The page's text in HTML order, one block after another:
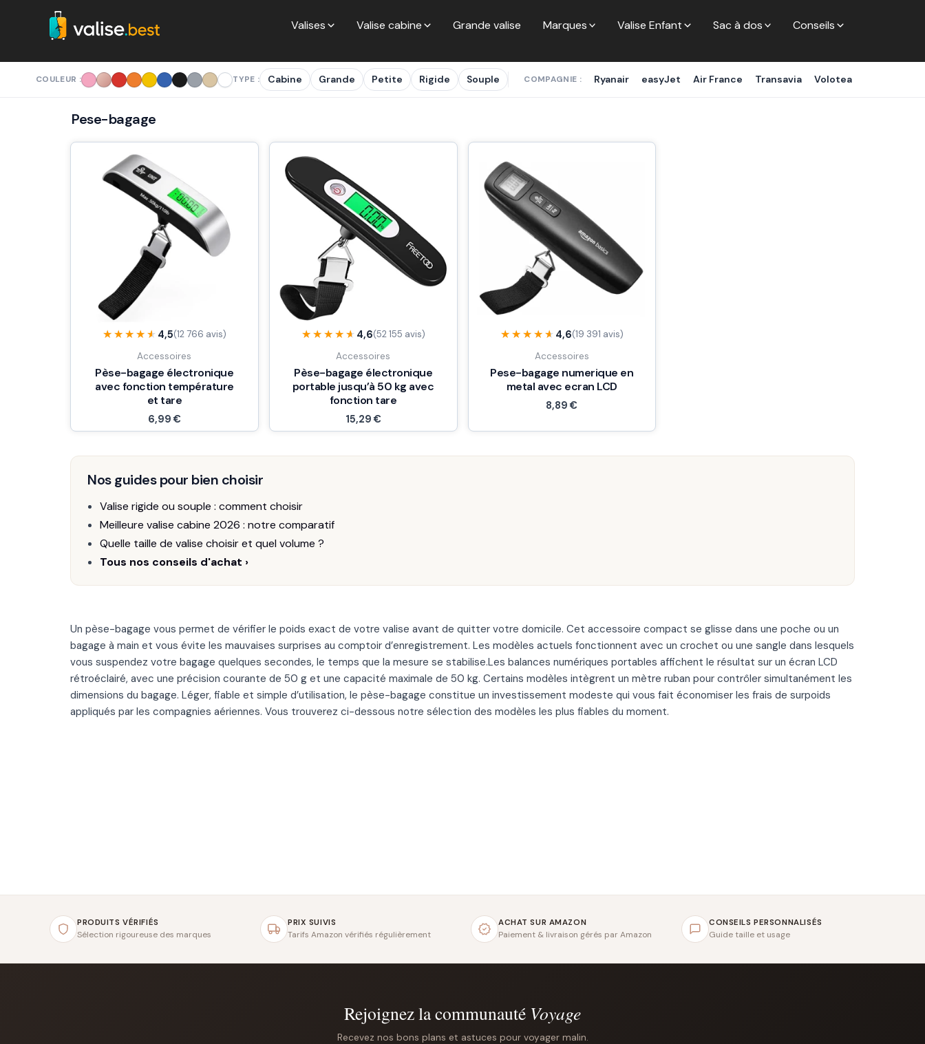
Valises Valise cabine Grande valise Marques Valise Enfant Sac à dos Conseils
COULEUR : TYPE : Cabine Grande Petite Rigide Souple COMPAGNIE : Ryanair easyJet Air France Transavia Volotea
Pese-bagage
★★★★★
★★★★★ 4,5(12 766 avis)
Accessoires
Pèse-bagage électronique
avec fonction température
et tare
6,99 €
★★★★★
★★★★★ 4,6(52 155 avis)
Accessoires
Pèse-bagage électronique
portable jusqu’à 50 kg avec
fonction tare
15,29 €
★★★★★
★★★★★ 4,6(19 391 avis)
Accessoires
Pese-bagage numerique en
metal avec ecran LCD
8,89€
Nos guides pour bien choisir
Valise rigide ou souple : comment choisir
Meilleure valise cabine 2026 : notre comparatif
Quelle taille de valise choisir et quel volume ?
Tous nos conseils d'achat ›
Un pèse-bagage vous permet de vérifier le poids exact de votre valise avant de quitter votre domicile. Cet accessoire compact se glisse dans une poche ou un
bagage à main et vous évite les mauvaises surprises au comptoir d’enregistrement. Les modèles actuels fonctionnent avec un crochet ou une sangle dans lesquels
vous suspendez votre bagage quelques secondes, le temps que la mesure se stabilise.Les balances numériques portables affichent le résultat sur un écran LCD
rétroéclairé, avec une précision courante de 50 g et une capacité maximale de 50 kg. Certains modèles intègrent un mètre ruban pour contrôler simultanément les
dimensions du bagage. Léger, fiable et simple d’utilisation, le pèse-bagage constitue un investissement modeste qui vous fait économiser les frais de surpoids
appliqués par les compagnies aériennes. Vous trouverez ci-dessous notre sélection des modèles les plus fiables du moment.
PRODUITS VÉRIFIÉS
Sélection rigoureuse des marques
PRIX SUIVIS
Tarifs Amazon vérifiés régulièrement
ACHAT SUR AMAZON
Paiement & livraison gérés par Amazon
CONSEILS PERSONNALISÉS
Guide taille et usage
Rejoignez la communauté Voyage
Recevez nos bons plans et astuces pour voyager malin.